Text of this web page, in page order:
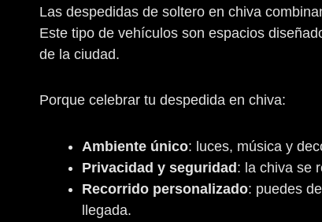
Las despedidas de soltero en chiva
Este tipo de vehículos son espacios
de la ciudad.
Porque celebrar tu despedida en chiva:
Ambiente único: luces, música y
Privacidad y seguridad: la chiva se
Recorrido personalizado: puedes
llegada.